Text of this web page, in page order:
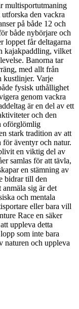
multisportutmaning
den vackra
på både 12 och
både nybörjare och
loppet får deltagarna
kajakpaddling, vilket
Banorna tar
med allt från
kustlinjer. Varje
fysisk uthållighet
genom vackra
är en del av ett
och den
oförglömlig
stark tradition av att
för äventyr och natur.
en viktig del av
samlas för att tävla,
en stämning av
bidrar till den
sig är det
och mentala
eller bara vill
Race en säker
uppleva detta
som inte bara
naturen och uppleva